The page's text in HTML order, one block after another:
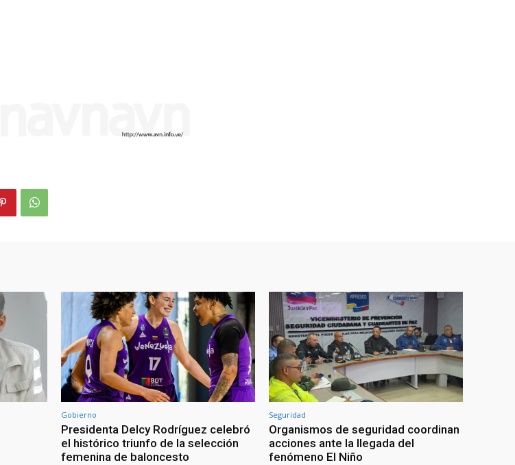
Gobierno
Presidenta Delcy Rodríguez celebró
el histórico triunfo de la selección
femenina de baloncesto
Seguridad
Organismos de seguridad coordinan
acciones ante la llegada del
fenómeno El Niño